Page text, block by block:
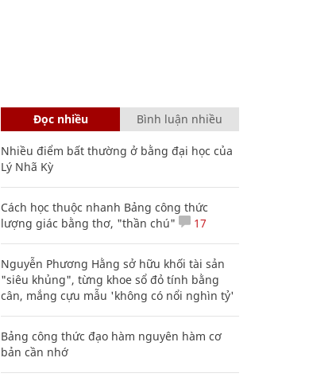
Đọc nhiều Bình luận nhiều
Nhiều điểm bất thường ở bằng đại học của
Lý Nhã Kỳ
Cách học thuộc nhanh Bảng công thức
lượng giác bằng thơ, "thần chú"
17
Nguyễn Phương Hằng sở hữu khối tài sản
"siêu khủng", từng khoe sổ đỏ tính bằng
cân, mắng cựu mẫu 'không có nổi nghìn tỷ'
Bảng công thức đạo hàm nguyên hàm cơ
bản cần nhớ